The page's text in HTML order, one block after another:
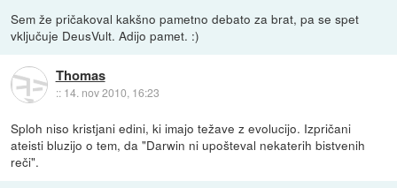
Sem že pričakoval kakšno pametno debato za brat, pa se spet
vključuje DeusVult. Adijo pamet. :)
Thomas
:: 14. nov 2010, 16:23
Sploh niso kristjani edini, ki imajo težave z evolucijo. Izpričani
ateisti bluzijo o tem, da "Darwin ni upošteval nekaterih bistvenih
reči".